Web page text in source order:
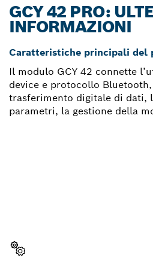
GCY 42 PRO:
INFORMAZIONI
Caratteristiche principali del
Il modulo GCY 42 connette
device e protocollo
trasferimento digitale di dati,
parametri, la gestione della